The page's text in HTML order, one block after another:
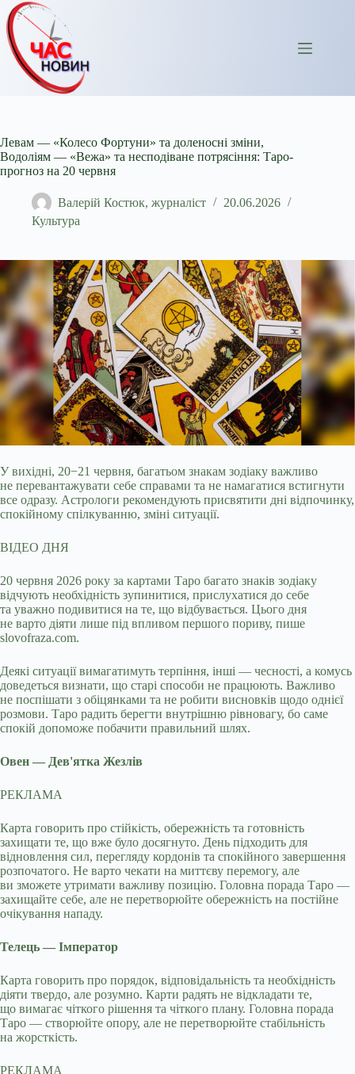
Перейти
до
вмісту
Левам — «Колесо Фортуни» та доленосні зміни,
Водоліям — «Вежа» та несподіване потрясіння: Таро-
прогноз на 20 червня
Валерій Костюк, журналіст
20.06.2026
Культура
У вихідні, 20−21 червня, багатьом знакам зодіаку важливо
не перевантажувати себе справами та не намагатися встигнути
все одразу. Астрологи рекомендують присвятити дні відпочинку,
спокійному спілкуванню, зміні ситуації.
ВІДЕО ДНЯ
20 червня 2026 року за картами Таро багато знаків зодіаку
відчують необхідність зупинитися, прислухатися до себе
та уважно подивитися на те, що відбувається. Цього дня
не варто діяти лише під впливом першого пориву, пише
slovofraza.com.
Деякі ситуації вимагатимуть терпіння, інші — чесності, а комусь
доведеться визнати, що старі способи не працюють. Важливо
не поспішати з обіцянками та не робити висновків щодо однієї
розмови. Таро радить берегти внутрішню рівновагу, бо саме
спокій допоможе побачити правильний шлях.
Овен — Дев'ятка Жезлів
РЕКЛАМА
Карта говорить про стійкість, обережність та готовність
захищати те, що вже було досягнуто. День підходить для
відновлення сил, перегляду кордонів та спокійного завершення
розпочатого. Не варто чекати на миттєву перемогу, але
ви зможете утримати важливу позицію. Головна порада Таро —
захищайте себе, але не перетворюйте обережність на постійне
очікування нападу.
Телець — Імператор
Карта говорить про порядок, відповідальність та необхідність
діяти твердо, але розумно. Карти радять не відкладати те,
що вимагає чіткого рішення та чіткого плану. Головна порада
Таро — створюйте опору, але не перетворюйте стабільність
на жорсткість.
РЕКЛАМА